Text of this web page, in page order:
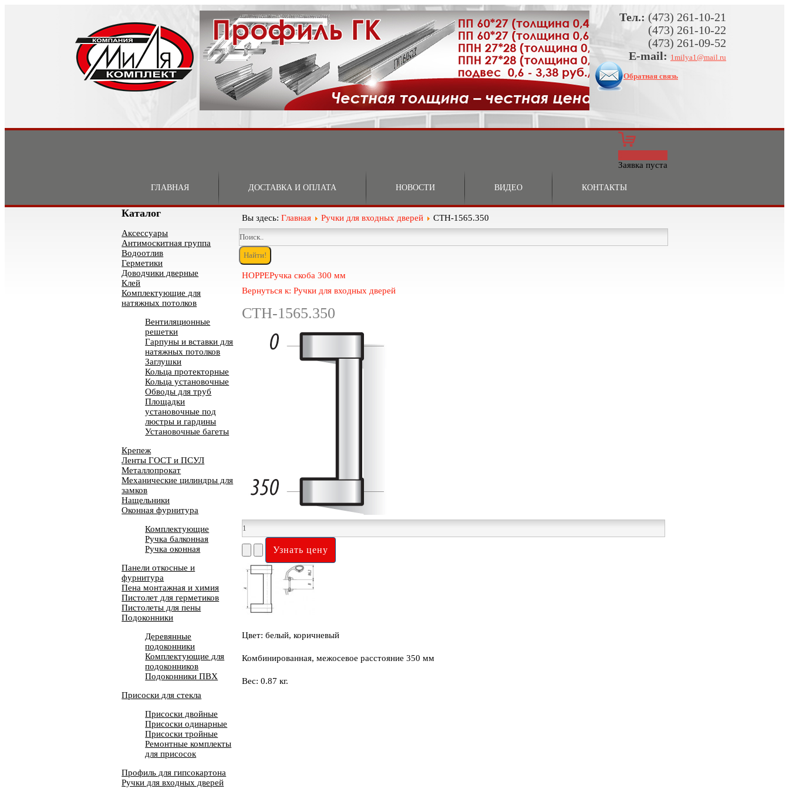
Тел.: (473) 261-10-21
(473) 261-10-22
(473) 261-09-52
E-mail: 1milya1@mail.ru
Обратная связь
Заявка пуста
ГЛАВНАЯ ДОСТАВКА И ОПЛАТА НОВОСТИ ВИДЕО КОНТАКТЫ
Каталог
Аксессуары
Антимоскитная группа
Водоотлив
Герметики
Доводчики дверные
Клей
Комплектующие для
натяжных потолков
Вентиляционные
решетки
Гарпуны и вставки для
натяжных потолков
Заглушки
Кольца протекторные
Кольца установочные
Обводы для труб
Площадки
установочные под
люстры и гардины
Установочные багеты
Крепеж
Ленты ГОСТ и ПСУЛ
Металлопрокат
Механические цилиндры для
замков
Нащельники
Оконная фурнитура
Комплектующие
Ручка балконная
Ручка оконная
Панели откосные и
фурнитура
Пена монтажная и химия
Пистолет для герметиков
Пистолеты для пены
Подоконники
Деревянные
подоконники
Комплектующие для
подоконников
Подоконники ПВХ
Присоски для стекла
Присоски двойные
Присоски одинарные
Присоски тройные
Ремонтные комплекты
для присосок
Профиль для гипсокартона
Ручки для входных дверей
Вы здесь:Главная Ручки для входных дверей СТН-1565.350
HOPPEРучка скоба 300 мм
Вернуться к: Ручки для входных дверей
СТН-1565.350
Цвет: белый, коричневый
Комбинированная, межосевое расстояние 350 мм
Вес: 0.87 кг.